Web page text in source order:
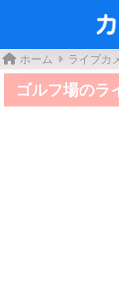
ホーム ライブカ
ゴルフ場のラ